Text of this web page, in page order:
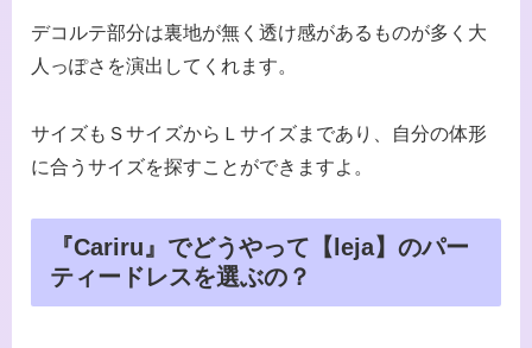
デコルテ部分は裏地が無く透け感があるものが多く大
人っぽさを演出してくれます。
サイズもＳサイズからＬサイズまであり、自分の体形
に合うサイズを探すことができますよ。
『Cariru』でどうやって【leja】のパー
ティードレスを選ぶの？